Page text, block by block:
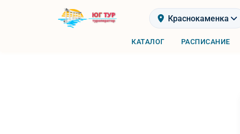
Краснокаменка
КАТАЛОГ РАСПИСАНИЕ